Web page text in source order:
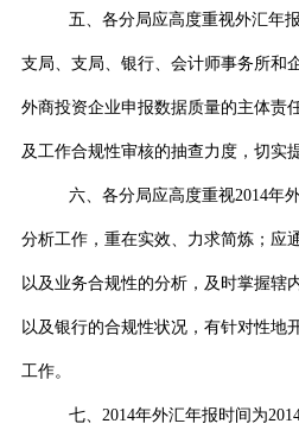
五、各分局应高度重视外汇年
支局、支局、银行、会计师事务所和
外商投资企业申报数据质量的主体责
及工作合规性审核的抽查力度，切实
六、各分局应高度重视2014年
分析工作，重在实效、力求简炼；应
以及业务合规性的分析，及时掌握辖
以及银行的合规性状况，有针对性地
工作。
七、 2014年外汇年报时间为